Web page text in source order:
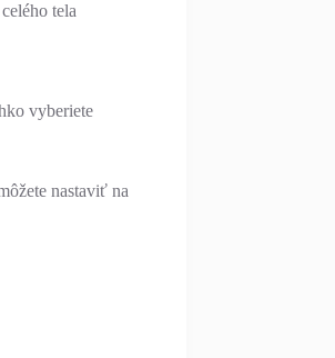
tela
vyberiete
nastaviť na